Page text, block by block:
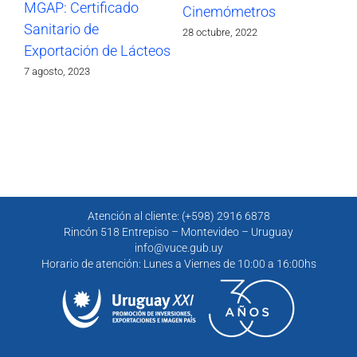
MGAP: Certificado
Sanitario de
Exportación de Lácteos
7 agosto, 2023
Cinemómetros
28 octubre, 2022
Atención al cliente: (+598) 2916 6878
Rincón 518 Entrepiso – Montevideo – Uruguay
info@vuce.gub.uy
Horario de atención: Lunes a Viernes de 10:00 a 16:00hs